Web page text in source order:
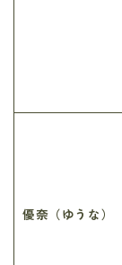
優奈（ゆうな）